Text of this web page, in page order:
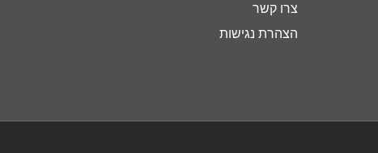
צרו קשר
הצהרת נגישות